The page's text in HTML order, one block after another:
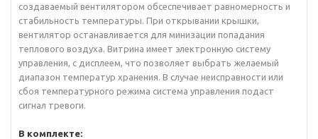
создаваемый вентилятором обсеспечивает равномерность и
стабильность температуры. При открывании крышки,
вентилятор останавливается для минизации попадания
теплового воздуха. Витрина имеет электронную систему
управления, с дисплеем, что позволяет выбрать желаемый
диапазон температур хранения. В случае неисправности или
сбоя температурного режима система управления подаст
сигнал тревоги.
В комплекте: